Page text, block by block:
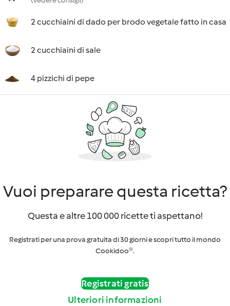
2 cucchiaini di dado per brodo vegetale fatto in casa
2 cucchiaini di sale
4 pizzichi di pepe
Vuoi preparare questa ricetta?
Questa e altre 100 000 ricette ti aspettano!
Registrati per una prova gratuita di 30 giorni e scopri tutto il mondo
Cookidoo®.
Registrati gratis
Ulteriori informazioni